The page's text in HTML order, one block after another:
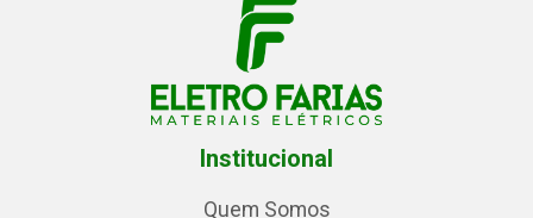
Institucional
Quem Somos